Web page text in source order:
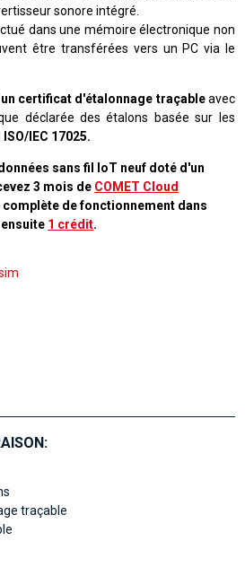
sonore intégré.
dans une mémoire électronique non
être transférées vers un PC via le
certificat d'étalonnage traçableavec
déclarée des étalons basée sur les
IEC 17025.
sans fil IoT neuf doté d'un
3 mois de COMET Cloud
complète de fonctionnement dans
1 crédit.
traçable